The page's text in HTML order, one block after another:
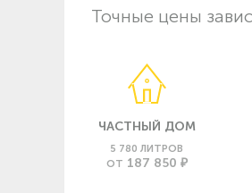
Точные цены
ЧАСТНЫЙ ДОМ
5 780 ЛИТРОВ
ОТ 187 850 ₽